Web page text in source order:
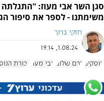
סגן השר אבי מעוז: "התגלתה
משימתנו - לספר את סיפור
חזקי ברוך
1.08.24, 19:14
אופקים כרם שלום אבי מעוז גבורת